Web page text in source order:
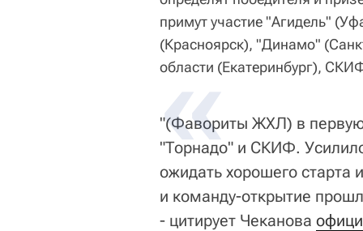
примут участие "Агидель"
(Красноярск), "Динамо"
области (Екатеринбург),
"(Фавориты ЖХЛ) в
"Торнадо" и СКИФ.
ожидать хорошего
и команду-открытие
- цитирует Чеканова